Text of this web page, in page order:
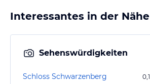
Interessantes in der Nähe
Sehenswürdigkeiten
Schloss Schwarzenberg 0,1